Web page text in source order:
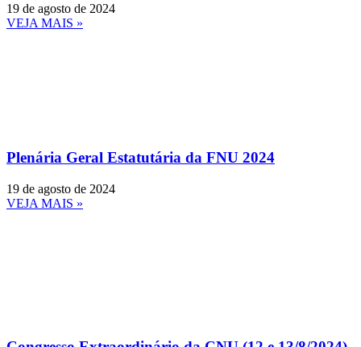
19 de agosto de 2024
VEJA MAIS »
Plenária Geral Estatutária da FNU 2024
19 de agosto de 2024
VEJA MAIS »